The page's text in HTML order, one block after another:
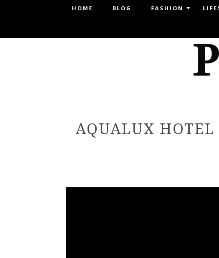
HOME BLOG FASHION
AQUALUX